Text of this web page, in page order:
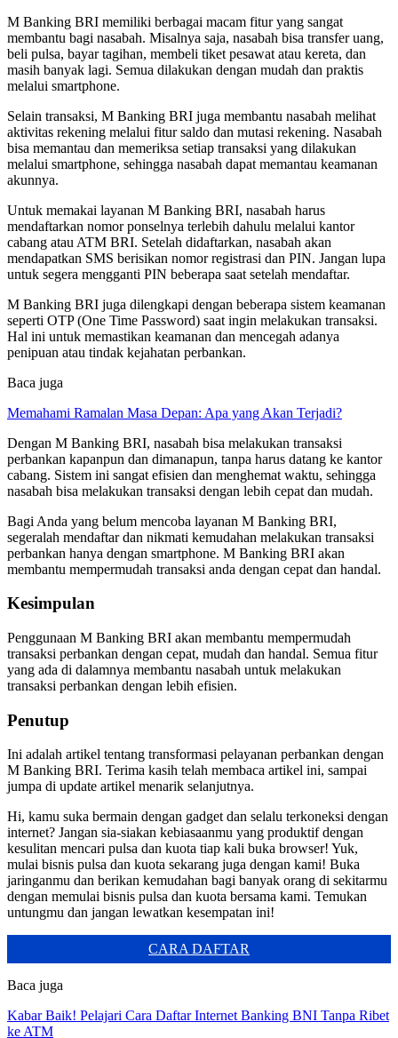
M Banking BRI memiliki berbagai macam fitur yang sangat
membantu bagi nasabah. Misalnya saja, nasabah bisa transfer uang,
beli pulsa, bayar tagihan, membeli tiket pesawat atau kereta, dan
masih banyak lagi. Semua dilakukan dengan mudah dan praktis
melalui smartphone.
Selain transaksi, M Banking BRI juga membantu nasabah melihat
aktivitas rekening melalui fitur saldo dan mutasi rekening. Nasabah
bisa memantau dan memeriksa setiap transaksi yang dilakukan
melalui smartphone, sehingga nasabah dapat memantau keamanan
akunnya.
Untuk memakai layanan M Banking BRI, nasabah harus
mendaftarkan nomor ponselnya terlebih dahulu melalui kantor
cabang atau ATM BRI. Setelah didaftarkan, nasabah akan
mendapatkan SMS berisikan nomor registrasi dan PIN. Jangan lupa
untuk segera mengganti PIN beberapa saat setelah mendaftar.
M Banking BRI juga dilengkapi dengan beberapa sistem keamanan
seperti OTP (One Time Password) saat ingin melakukan transaksi.
Hal ini untuk memastikan keamanan dan mencegah adanya
penipuan atau tindak kejahatan perbankan.
Baca juga
Memahami Ramalan Masa Depan: Apa yang Akan Terjadi?
Dengan M Banking BRI, nasabah bisa melakukan transaksi
perbankan kapanpun dan dimanapun, tanpa harus datang ke kantor
cabang. Sistem ini sangat efisien dan menghemat waktu, sehingga
nasabah bisa melakukan transaksi dengan lebih cepat dan mudah.
Bagi Anda yang belum mencoba layanan M Banking BRI,
segeralah mendaftar dan nikmati kemudahan melakukan transaksi
perbankan hanya dengan smartphone. M Banking BRI akan
membantu mempermudah transaksi anda dengan cepat dan handal.
Kesimpulan
Penggunaan M Banking BRI akan membantu mempermudah
transaksi perbankan dengan cepat, mudah dan handal. Semua fitur
yang ada di dalamnya membantu nasabah untuk melakukan
transaksi perbankan dengan lebih efisien.
Penutup
Ini adalah artikel tentang transformasi pelayanan perbankan dengan
M Banking BRI. Terima kasih telah membaca artikel ini, sampai
jumpa di update artikel menarik selanjutnya.
Hi, kamu suka bermain dengan gadget dan selalu terkoneksi dengan
internet? Jangan sia-siakan kebiasaanmu yang produktif dengan
kesulitan mencari pulsa dan kuota tiap kali buka browser! Yuk,
mulai bisnis pulsa dan kuota sekarang juga dengan kami! Buka
jaringanmu dan berikan kemudahan bagi banyak orang di sekitarmu
dengan memulai bisnis pulsa dan kuota bersama kami. Temukan
untungmu dan jangan lewatkan kesempatan ini!
CARA DAFTAR
Baca juga
Kabar Baik! Pelajari Cara Daftar Internet Banking BNI Tanpa Ribet
ke ATM